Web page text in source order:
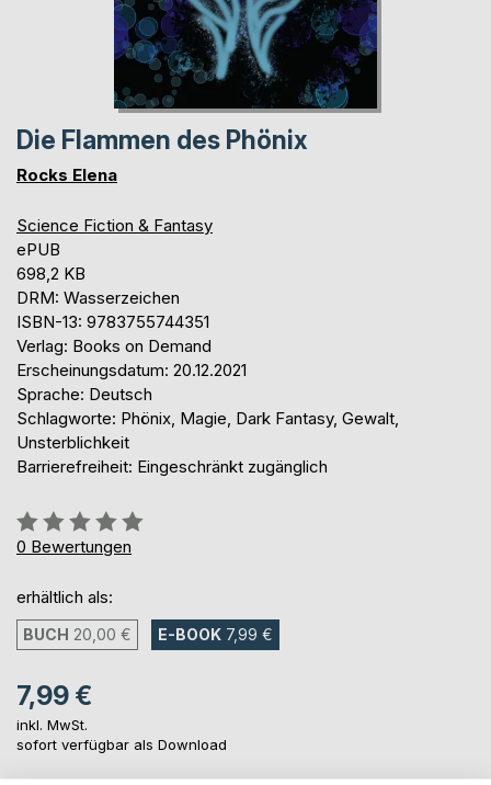
Die Flammen des Phönix
Rocks Elena
Science Fiction & Fantasy
ePUB
698,2 KB
DRM: Wasserzeichen
ISBN-13: 9783755744351
Verlag: Books on Demand
Erscheinungsdatum: 20.12.2021
Sprache: Deutsch
Schlagworte: Phönix, Magie, Dark Fantasy, Gewalt,
Unsterblichkeit
Barrierefreiheit: Eingeschränkt zugänglich
Bewertung::
0%
0 Bewertungen
erhältlich als:
BUCH 20,00 € E-BOOK 7,99 €
7,99 €
inkl. MwSt.
sofort verfügbar als Download